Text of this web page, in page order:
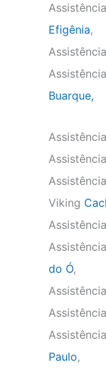
Efigênia,
Buarque,
Viking
do Ó,
Paulo,